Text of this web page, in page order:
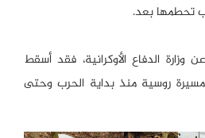
تحطمها بعد.
وزارة الدفاع الأوكرانية، فقد أسقط
85 طائرة مسيرة روسية منذ بداية الحرب وحتى